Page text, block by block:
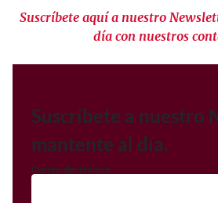
Suscríbete aquí a nuestro
día con nuestros
Suscríbete a nuestro
mantente al día.
Correo electrónico